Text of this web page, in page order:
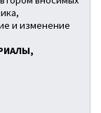
и изменение